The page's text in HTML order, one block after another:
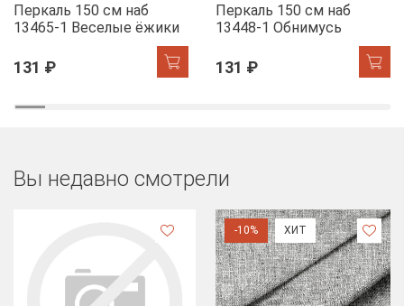
Перкаль 150 см наб
13465-1 Веселые ёжики
131 ₽
Перкаль 150 см наб
13448-1 Обнимусь
131 ₽
Вы недавно смотрели
-10% ХИТ